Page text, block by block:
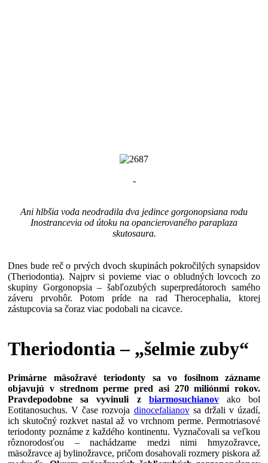
-
Ani hlbšia voda neodradila dva jedince gorgonopsiana rodu
Inostrancevia od útoku na opancierovaného paraplaza
skutosaura.
Dnes bude reč o prvých dvoch skupinách pokročilých synapsidov
(Theriodontia). Najprv si povieme viac o obludných lovcoch zo
skupiny Gorgonopsia – šabľozubých superpredátoroch samého
záveru prvohôr. Potom príde na rad Therocephalia, ktorej
zástupcovia sa čoraz viac podobali na cicavce.
Theriodontia – „šelmie zuby“
Primárne mäsožravé teriodonty sa vo fosílnom zázname
objavujú v strednom perme pred asi 270 miliónmi rokov.
Pravdepodobne sa vyvinuli z biarmosuchianovako bol
Eotitanosuchus. V čase rozvoja dinocefalianovsa držali v úzadí,
ich skutočný rozkvet nastal až vo vrchnom perme. Permotriasové
teriodonty poznáme z každého kontinentu. Vyznačovali sa veľkou
rôznorodosťou – nachádzame medzi nimi hmyzožravce,
mäsožravce aj bylinožravce, pričom dosahovali rozmery piskora až